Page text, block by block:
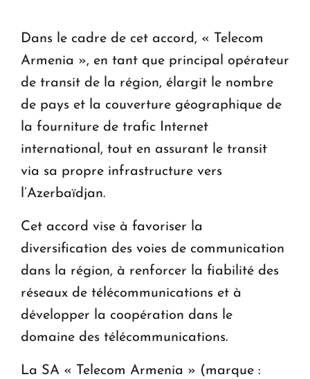
Dans le cadre de cet accord, « Telecom
Armenia », en tant que principal opérateur
de transit de la région, élargit le nombre
de pays et la couverture géographique de
la fourniture de trafic Internet
international, tout en assurant le transit
via sa propre infrastructure vers
l’Azerbaïdjan.
Cet accord vise à favoriser la
diversification des voies de communication
dans la région, à renforcer la fiabilité des
réseaux de télécommunications et à
développer la coopération dans le
domaine des télécommunications.
La SA « Telecom Armenia » (marque :